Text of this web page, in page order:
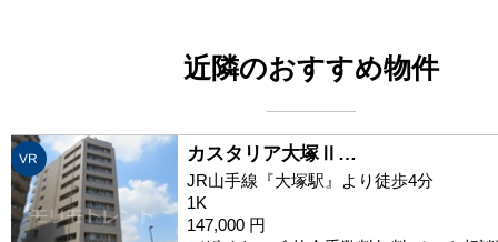
近隣のおすすめ物件
VR カスタリア大塚Ⅱ…
JR山手線『大塚駅』より徒歩4分
1K
147,000 円